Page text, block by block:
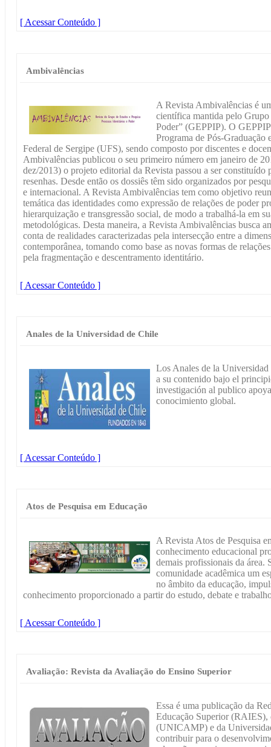
[ Acessar Conteúdo ]
Ambivalências
A Revista Ambivalências é
científica mantida pelo Grupo
Poder” (GEPPIP). O
Programa de Pós-
Federal de Sergipe (UFS), sendo composto por discentes e
Ambivalências publicou o seu primeiro número em janeiro de
dez/2013) o projeto editorial da Revista passou a ser constituído
resenhas. Desde então os dossiês têm sido organizados por
e internacional. A Revista Ambivalências tem como objetivo
temática das identidades como expressão de relações de poder
hierarquização e transgressão social, de modo a trabalhá-la em
metodológicas. Desta maneira, a Revista Ambivalências busca
conta de realidades caracterizadas pela intersecção entre a
contemporânea, tomando como base as novas formas de
pela fragmentação e descentramento identitário.
[ Acessar Conteúdo ]
Anales de la Universidad de Chile
Los Anales de la
a su contenido bajo el
investigación al publico
conocimiento global.
[ Acessar Conteúdo ]
Atos de Pesquisa em Educação
A Revista Atos de Pesquisa
conhecimento educacional
demais profissionais da área.
comunidade acadêmica um
no âmbito da educação,
conhecimento proporcionado a partir do estudo, debate e
[ Acessar Conteúdo ]
Avaliação: Revista da Avaliação do Ensino Superior
Essa é uma publicação da
Educação Superior (RAIES),
(UNICAMP) e da
contribuir para o